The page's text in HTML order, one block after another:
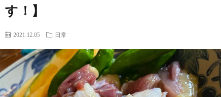
ー
ル
合
わ
す！】
2021.12.05 日常